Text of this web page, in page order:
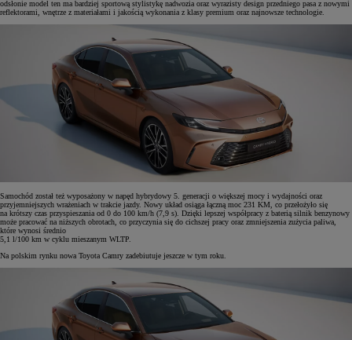
odsłonie model ten ma bardziej sportową stylistykę nadwozia oraz wyrazisty design przedniego pasa z nowymi
reflektorami, wnętrze z materiałami i jakością wykonania z klasy premium oraz najnowsze technologie.
Samochód został też wyposażony w napęd hybrydowy 5. generacji o większej mocy i wydajności oraz
przyjemniejszych wrażeniach w trakcie jazdy. Nowy układ osiąga łączną moc 231 KM, co przełożyło się
na krótszy czas przyspieszania od 0 do 100 km/h (7,9 s). Dzięki lepszej współpracy z baterią silnik benzynowy
może pracować na niższych obrotach, co przyczynia się do cichszej pracy oraz zmniejszenia zużycia paliwa,
które wynosi średnio
5,1 l/100 km w cyklu mieszanym WLTP.
Na polskim rynku nowa Toyota Camry zadebiutuje jeszcze w tym roku.